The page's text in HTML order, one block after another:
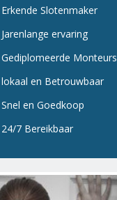
Erkende Slotenmaker
Jarenlange ervaring
Gediplomeerde Monteurs
lokaal en Betrouwbaar
Snel en Goedkoop
24/7 Bereikbaar